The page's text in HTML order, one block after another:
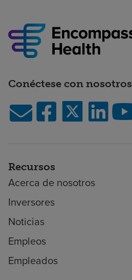
Conéctese con nosotros
Recursos
Acerca de nosotros
Inversores
Noticias
Empleos
Empleados